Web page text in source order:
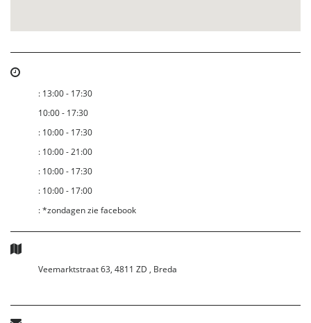
: 13:00 - 17:30
10:00 - 17:30
: 10:00 - 17:30
: 10:00 - 21:00
: 10:00 - 17:30
: 10:00 - 17:00
:*zondagen zie facebook
Veemarktstraat 63, 4811 ZD , Breda